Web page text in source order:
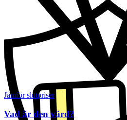
Jämför slutpriser
Vad är den värd?